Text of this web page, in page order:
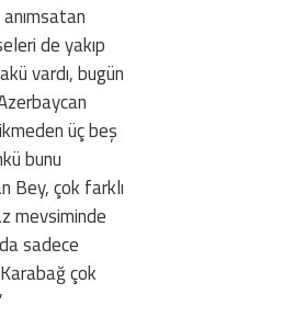
de yakıp
vardı, bugün
üç beş
bunu
Bey, çok farklı
mevsiminde
sadece
çok